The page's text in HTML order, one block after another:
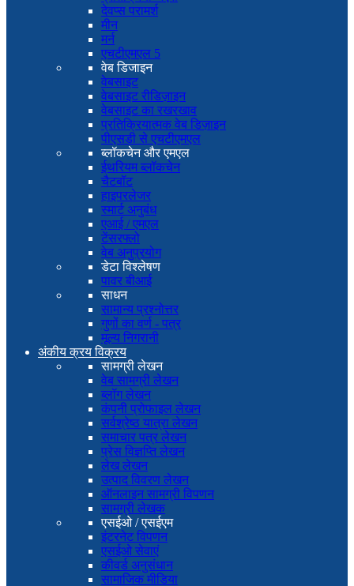
देवप्स परामर्श
मीन
मर्न
एचटीएमएल 5
वेब डिजाइन
वेबसाइट
वेबसाइट रीडिज़ाइन
वेबसाइट का रखरखाव
प्रतिक्रियात्मक वेब डिज़ाइन
पीएसडी से एचटीएमएल
ब्लॉकचेन और एमएल
ईथरियम ब्लॉकचेन
चैटबॉट
हाइपरलेजर
स्मार्ट अनुबंध
एआई / एमएल
टेंसरफ्लो
वेब अनुप्रयोग
डेटा विश्लेषण
पावर बीआई
साधन
सामान्य प्रश्नोत्तर
गुणों का वर्ण - पत्र
मूल्य निगरानी
अंकीय क्रय विक्रय
सामग्री लेखन
वेब सामग्री लेखन
ब्लॉग लेखन
कंपनी प्रोफाइल लेखन
सर्वश्रेष्ठ यात्रा लेखन
समाचार पत्र लेखन
प्रेस विज्ञप्ति लेखन
लेख लेखन
उत्पाद विवरण लेखन
ऑनलाइन सामग्री विपणन
सामग्री लेखक
एसईओ / एसईएम
इंटरनेट विपणन
एसईओ सेवाएं
कीवर्ड अनुसंधान
सामाजिक मीडिया